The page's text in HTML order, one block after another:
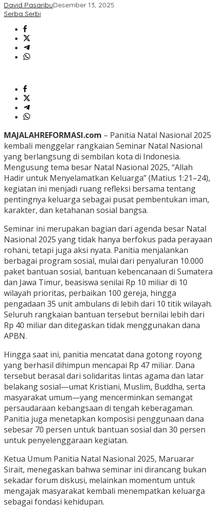
David PasaribuDesember 13, 2025
Serba Serbi
MAJALAHREFORMASI.com – Panitia Natal Nasional 2025
kembali menggelar rangkaian Seminar Natal Nasional
yang berlangsung di sembilan kota di Indonesia.
Mengusung tema besar Natal Nasional 2025, “Allah
Hadir untuk Menyelamatkan Keluarga” (Matius 1:21–24),
kegiatan ini menjadi ruang refleksi bersama tentang
pentingnya keluarga sebagai pusat pembentukan iman,
karakter, dan ketahanan sosial bangsa.
Seminar ini merupakan bagian dari agenda besar Natal
Nasional 2025 yang tidak hanya berfokus pada perayaan
rohani, tetapi juga aksi nyata. Panitia menjalankan
berbagai program sosial, mulai dari penyaluran 10.000
paket bantuan sosial, bantuan kebencanaan di Sumatera
dan Jawa Timur, beasiswa senilai Rp 10 miliar di 10
wilayah prioritas, perbaikan 100 gereja, hingga
pengadaan 35 unit ambulans di lebih dari 10 titik wilayah.
Seluruh rangkaian bantuan tersebut bernilai lebih dari
Rp 40 miliar dan ditegaskan tidak menggunakan dana
APBN.
Hingga saat ini, panitia mencatat dana gotong royong
yang berhasil dihimpun mencapai Rp 47 miliar. Dana
tersebut berasal dari solidaritas lintas agama dan latar
belakang sosial—umat Kristiani, Muslim, Buddha, serta
masyarakat umum—yang mencerminkan semangat
persaudaraan kebangsaan di tengah keberagaman.
Panitia juga menetapkan komposisi penggunaan dana
sebesar 70 persen untuk bantuan sosial dan 30 persen
untuk penyelenggaraan kegiatan.
Ketua Umum Panitia Natal Nasional 2025, Maruarar
Sirait, menegaskan bahwa seminar ini dirancang bukan
sekadar forum diskusi, melainkan momentum untuk
mengajak masyarakat kembali menempatkan keluarga
sebagai fondasi kehidupan.